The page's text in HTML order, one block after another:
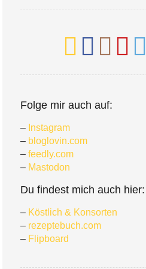
Folge mir auch auf:
– Instagram
– bloglovin.com
– feedly.com
– Mastodon
Du findest mich auch hier:
– Köstlich & Konsorten
– rezeptebuch.com
– Flipboard